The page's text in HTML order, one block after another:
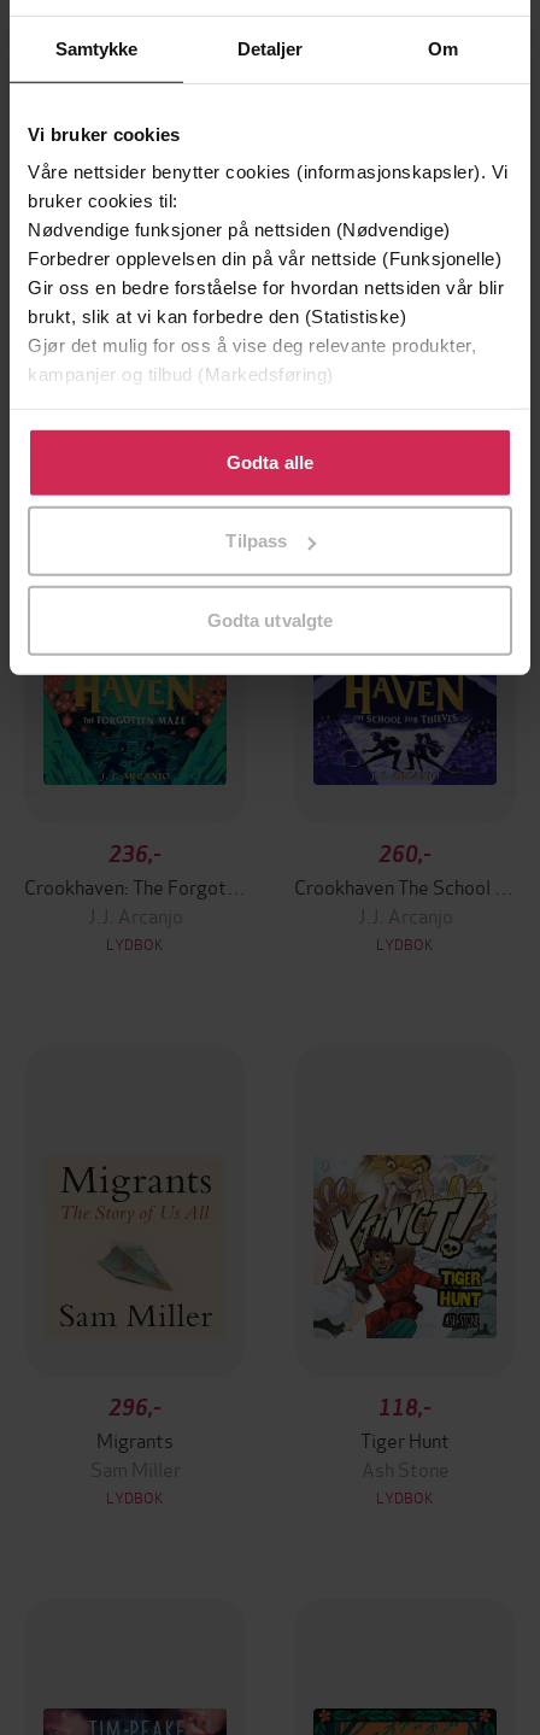
Samtykke Detaljer Om
Vi bruker cookies
Våre nettsider benytter cookies (informasjonskapsler). Vi
bruker cookies til:
Nødvendige funksjoner på nettsiden (Nødvendige)
Forbedrer opplevelsen din på vår nettside (Funksjonelle)
Gir oss en bedre forståelse for hvordan nettsiden vår blir
brukt, slik at vi kan forbedre den (Statistiske)
Gjør det mulig for oss å vise deg relevante produkter,
kampanjer og tilbud (Markedsføring)
Klikk på «Godta alle» for å gi oss ditt samtykke til å
bruke cookies for alle disse formålene. Du kan også
tilpasse ditt samtykke til spesifikke formål ved å klikke
Godta alle
Tilpass
Godta utvalgte
296,-
Crookhaven: The Island Heist
J.J. Arcanjo
LYDBOK
154,-
Holly Webb
236,-
J.J. Arcanjo
LYDBOK
260,-
J.J. Arcanjo
LYDBOK
296,-
Migrants
Sam Miller
LYDBOK
118,-
Tiger Hunt
Ash Stone
LYDBOK